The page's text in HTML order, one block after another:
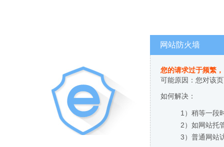
网站防火墙
您的请求过于频繁
可能原因：您对该
如何解决：
1）稍等一段
2）如网站托
3）普通网站